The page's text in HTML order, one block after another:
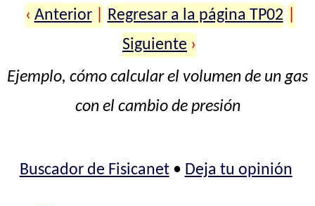
‹ Anterior Regresar a la página TP02
Siguiente ›
Ejemplo, cómo calcular el volumen de un gas
con el cambio de presión
Buscador de Fisicanet• Deja tu opinión